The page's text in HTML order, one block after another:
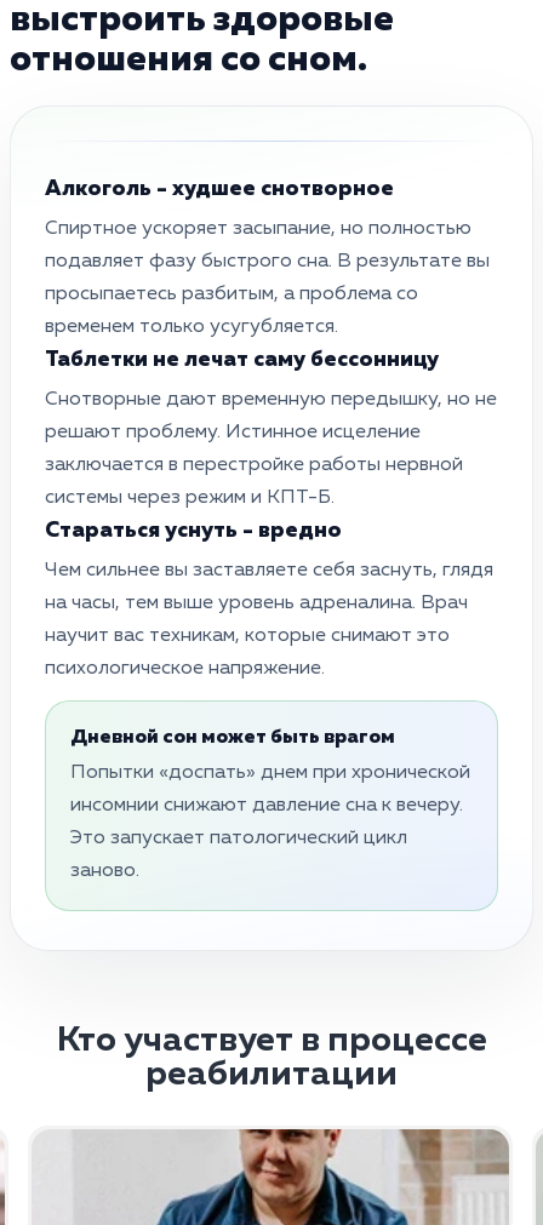
выстроить здоровые
отношения со сном.
Алкоголь - худшее снотворное
Спиртное ускоряет засыпание, но полностью
подавляет фазу быстрого сна. В результате вы
просыпаетесь разбитым, а проблема со
временем только усугубляется.
Таблетки не лечат саму бессонницу
Снотворные дают временную передышку, но не
решают проблему. Истинное исцеление
заключается в перестройке работы нервной
системы через режим и КПТ-Б.
Стараться уснуть - вредно
Чем сильнее вы заставляете себя заснуть, глядя
на часы, тем выше уровень адреналина. Врач
научит вас техникам, которые снимают это
психологическое напряжение.
Дневной сон может быть врагом
Попытки «доспать» днем при хронической
инсомнии снижают давление сна к вечеру.
Это запускает патологический цикл
заново.
Кто участвует в процессе
реабилитации